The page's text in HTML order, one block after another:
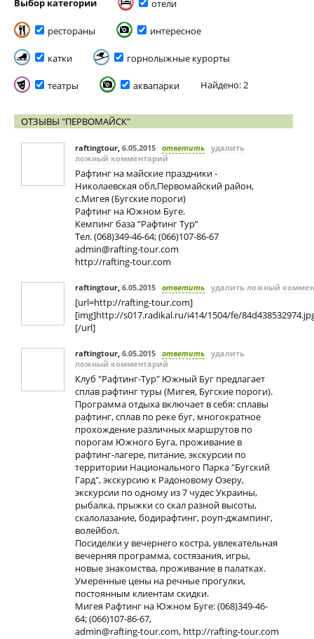
Выбор категории отели
рестораны интересное
катки горнолыжные курорты
театры аквапарки Найдено: 2
ОТЗЫВЫ "ПЕРВОМАЙСК"
raftingtour, 6.05.2015 ответить удалить
ложный комментарий
Рафтинг на майские праздники -
Николаевская обл,Первомайский район,
с.Мигея (Бугские пороги)
Рафтинг на Южном Буге.
Кемпинг база “Рафтинг Тур”
Тел. (068)349-46-64; (066)107-86-67
admin@rafting-tour.com
http://rafting-tour.com
raftingtour, 6.05.2015 ответить удалить ложный
[url=http://rafting-tour.com]
[img]http://s017.radikal.ru/i414/1504/fe/
[/url]
raftingtour, 6.05.2015 ответить удалить
ложный комментарий
Клуб "Рафтинг-Тур" Южный Буг предлагает
сплав рафтинг туры (Мигея, Бугские пороги).
Программа отдыха включает в себя: сплавы
рафтинг, сплав по реке буг, многократное
прохождение различных маршрутов по
порогам Южного Буга, проживание в
рафтинг-лагере, питание, экскурсии по
территории Национального Парка "Бугский
Гард", экскурсию к Радоновому Озеру,
экскурсии по одному из 7 чудес Украины,
рыбалка, прыжки со скал разной высоты,
скалолазание, бодирафтинг, роуп-джампинг,
волейбол.
Посиделки у вечернего костра, увлекательная
вечерняя программа, состязания, игры,
новые знакомства, проживание в палатках.
Умеренные цены на речные прогулки,
постоянным клиентам скидки.
Мигея Рафтинг на Южном Буге: (068)349-46-
64; (066)107-86-67,
admin@rafting-tour.com, http://rafting-tour.com